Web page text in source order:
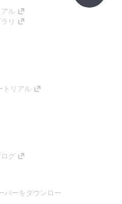
ル
リ
トリアル
グ
バーをダウンロー